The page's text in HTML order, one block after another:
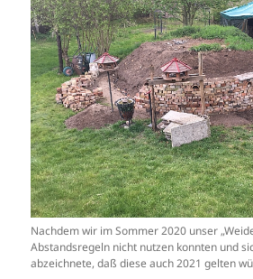
Nachdem wir im Sommer 2020 unser
Abstandsregeln nicht nutzen konnten und
abzeichnete, daß diese auch 2021 gelten